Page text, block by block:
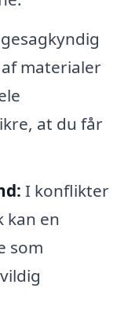
materialer
at du får
I konflikter
kan en
som